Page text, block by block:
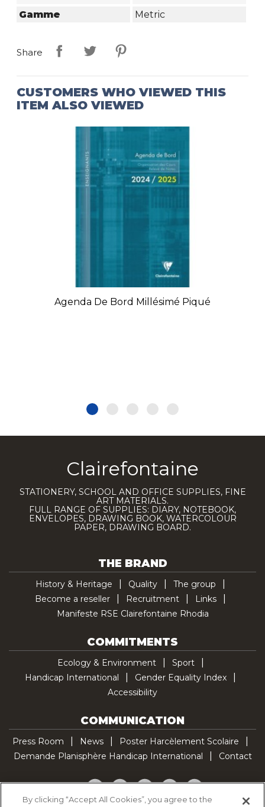
Gamme
Metric
Share
CUSTOMERS WHO VIEWED THIS
ITEM ALSO VIEWED
Agenda De Bord Millésimé Piqué
Clairefontaine
STATIONERY, SCHOOL AND OFFICE SUPPLIES, FINE
ART MATERIALS.
FULL RANGE OF SUPPLIES: DIARY, NOTEBOOK,
ENVELOPES, DRAWING BOOK, WATERCOLOUR
PAPER, DRAWING BOARD.
THE BRAND
History & Heritage Quality
The group
Become a reseller
Recruitment
Links
Manifeste RSE Clairefontaine Rhodia
COMMITMENTS
Ecology & Environment
Sport
Handicap International
Gender Equality Index
Accessibility
COMMUNICATION
Press Room News
Poster Harcèlement Scolaire
Demande Planisphère Handicap International
Contact
Facebook
TwitterYouTubePinterestTikTok
By clicking “Accept All Cookies”, you agree to the